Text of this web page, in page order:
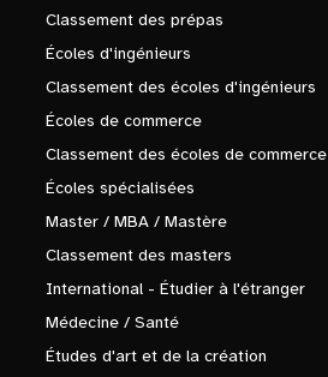
Classement des prépas
Écoles d'ingénieurs
Classement des écoles d'ingénieurs
Écoles de commerce
Classement des écoles de commerce
Écoles spécialisées
Master / MBA / Mastère
Classement des masters
International - Étudier à l'étranger
Médecine / Santé
Études d'art et de la création